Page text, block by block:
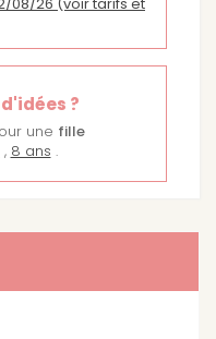
?
une fille
, 8 ans .